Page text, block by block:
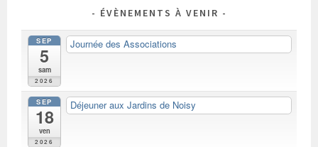
ÉVÈNEMENTS À VENIR
SEP
5
sam
2026
Journée des Associations
SEP
18
ven
2026
Déjeuner aux Jardins de Noisy